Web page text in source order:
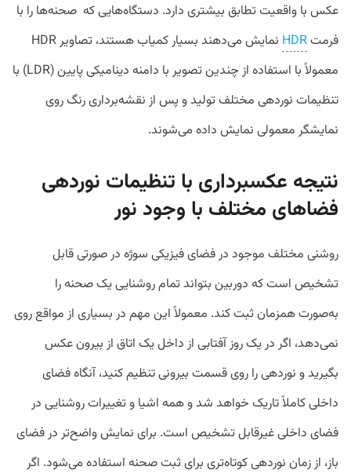
عکس با واقعیت تطابق بیشتری دارد. دستگاه­‌هایی که صحنه‌ها را با
فرمتHDR
نمایش می‌دهند بسیار کمیاب هستند، تصاویر HDR
معمولاً با استفاده از چندین تصویر با دامنه دینامیکی پایین (LDR) با
تنظیمات نوردهی مختلف تولید و پس از نقشه‌برداری رنگ روی
نمایشگر معمولی نمایش داده می‌شوند.
نتیجه عکسبرداری با تنظیمات نوردهی
فضاهای مختلف با وجود نور
روشنی مختلف موجود در فضای فیزیکی سوژه در صورتی قابل
تشخیص است که دوربین بتواند تمام روشنایی یک صحنه را
به‌صورت همزمان ثبت کند. معمولاً این مهم در بسیاری از مواقع روی
نمی­‌دهد، اگر در یک روز آفتابی از داخل یک اتاق از بیرون عکس
بگیرید و نوردهی را روی قسمت بیرونی تنظیم کنید، آنگاه فضای
داخلی کاملاً تاریک خواهد شد و همه اشیا و تغییرات روشنایی در
فضای داخلی غیرقابل تشخیص است. برای نمایش واضح‌تر در فضای
باز، از زمان نوردهی کوتاه‌تری برای ثبت صحنه استفاده می‌شود. اگر